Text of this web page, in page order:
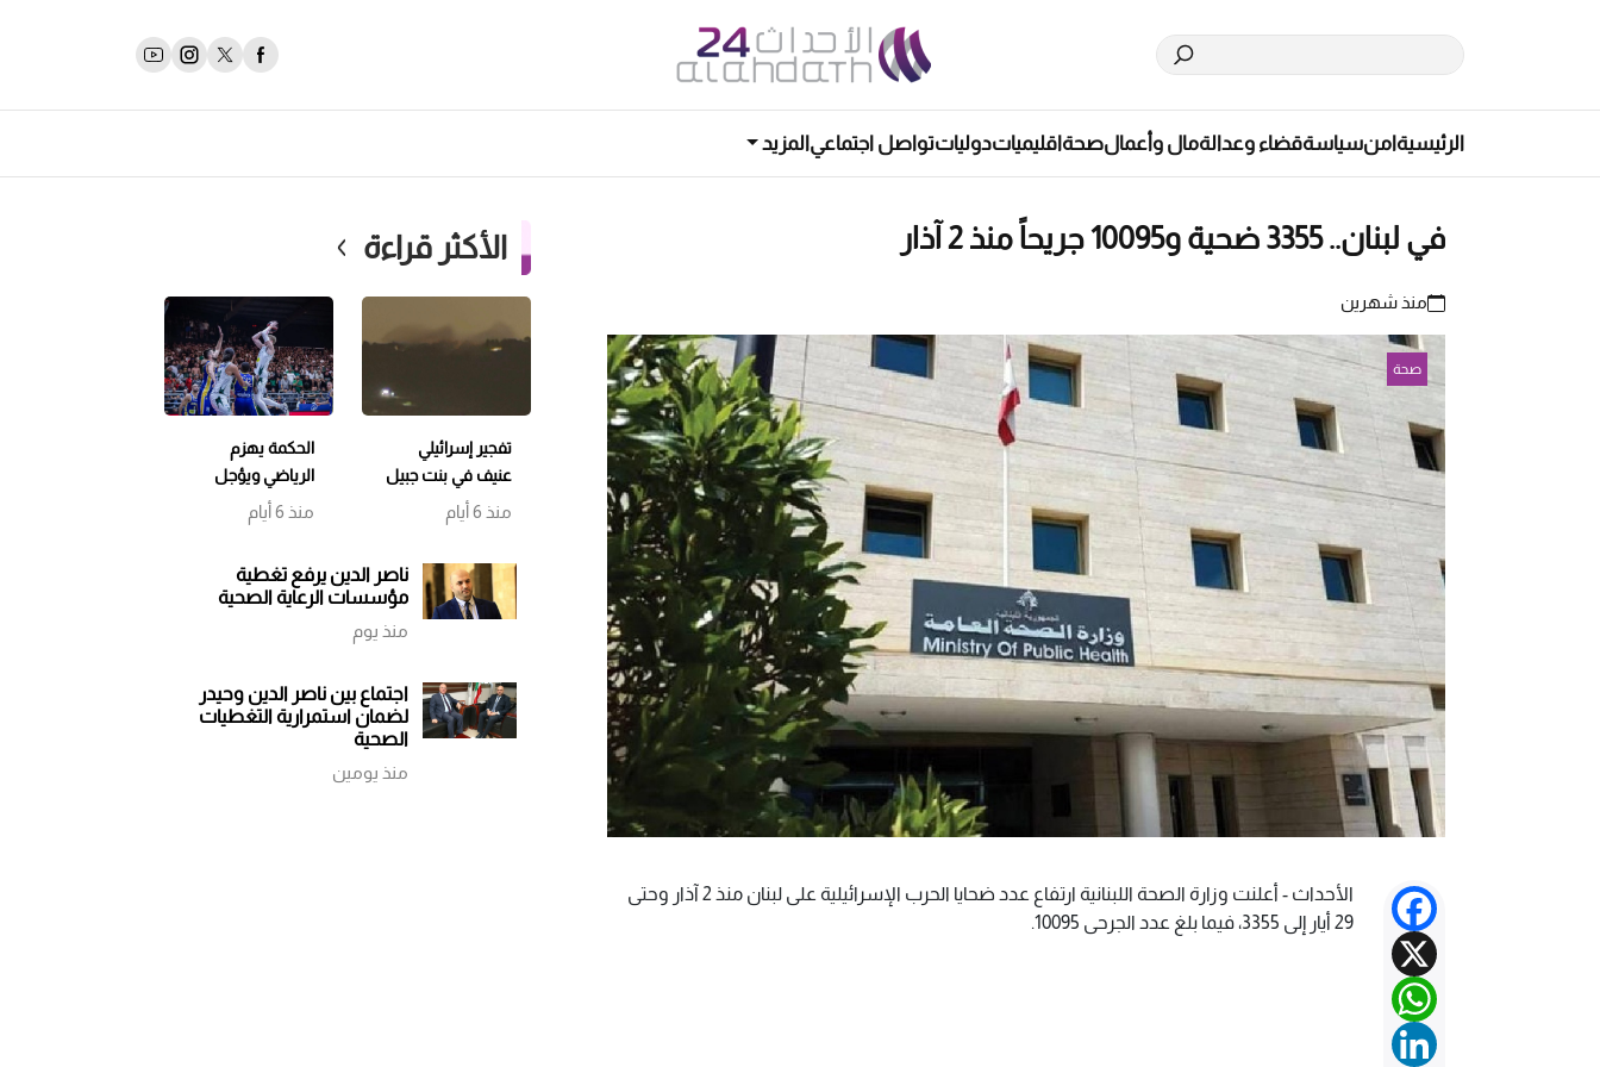
الرئيسيةامنسياسةقضاء وعدالةمال وأعمالصحةاقليمياتدولياتتواصل اجتماعيالمزيد
في لبنان.. 3355 ضحية و10095 جريحاً منذ 2 آذار
منذ شهرين
صحة
Facebook
X
WhatsApp
LinkedIn
الأحداث - أعلنت وزارة الصحة اللبنانية ارتفاع عدد ضحايا الحرب الإسرائيلية على لبنان منذ 2 آذار وحتى
29 أيار إلى 3355، فيما بلغ عدد الجرحى 10095.
الأكثر قراءة
تفجير إسرائيلي
عنيف في بنت جبيل
وتمشيط باتجاه
منذ 6 أيام
الحكمة يهزم
الرياضي ويؤجل
حسم اللقب إلى
مباراة سابعة
منذ 6 أيام
ناصر الدين يرفع تغطية
مؤسسات الرعاية الصحية
منذ يوم
اجتماع بين ناصر الدين وحيدر
لضمان استمرارية التغطيات
الصحية
منذ يومين